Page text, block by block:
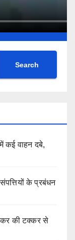
Search
कई वाहन दबे,
के प्रबंधन
की टक्कर से